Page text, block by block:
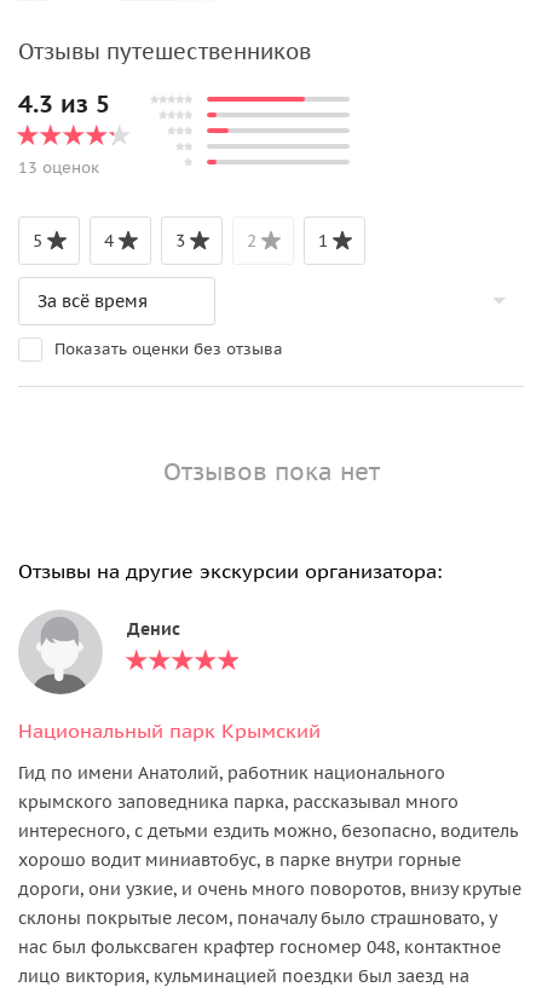
Отзывы путешественников
4.3 из 5
13 оценок
5 4 3 2 1
Показать оценки без отзыва
Отзывов пока нет
Отзывы на другие экскурсии организатора:
Денис
Национальный парк Крымский
Гид по имени Анатолий, работник национального
крымского заповедника парка, рассказывал много
интересного, с детьми ездить можно, безопасно, водитель
хорошо водит миниавтобус, в парке внутри горные
дороги, они узкие, и очень много поворотов, внизу крутые
склоны покрытые лесом, поначалу было страшновато, у
нас был фольксваген крафтер госномер 048, контактное
лицо виктория, кульминацией поездки был заезд на